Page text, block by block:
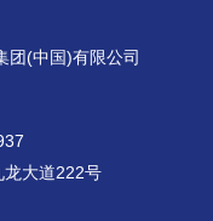
团(中国)有限公司
大道222号